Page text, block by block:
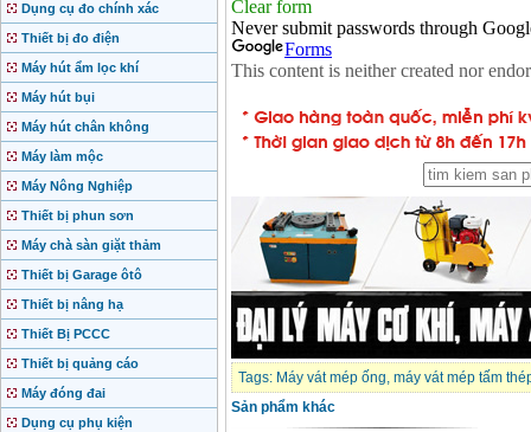
Dụng cụ đo chính xác
Thiết bị đo điện
Máy hút ẩm lọc khí
Máy hút bụi
Máy hút chân không
Máy làm mộc
Máy Nông Nghiệp
Thiết bị phun sơn
Máy chà sàn giặt thảm
Thiết bị Garage ôtô
Thiết bị nâng hạ
Thiết Bị PCCC
Thiết bị quảng cáo
Máy đóng đai
Dụng cụ phụ kiện
Tags: Máy vát mép ống, máy vát mép tấm
Sản phẩm khác